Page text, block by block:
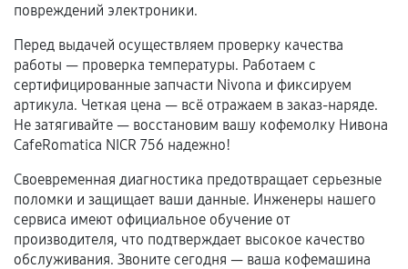
Если комплектующие куплены
самостоятельно
Гарантия на выполненные работы может
сохраняться полностью или частично, если
соблюдены следующие условия:
техническим параметрам и не имеют внешних
дефектов.
Установка была выполнена нашим сервисным
центром.
повреждений электроники.
Перед выдачей осуществляем проверку качества
работы — проверка температуры. Работаем с
сертифицированные запчасти Nivona и фиксируем
артикула. Четкая цена — всё отражаем в заказ-наряде.
Не затягивайте — восстановим вашу кофемолку Нивона
CafeRomatica NICR 756 надежно!
Своевременная диагностика предотвращает серьезные
поломки и защищает ваши данные. Инженеры нашего
сервиса имеют официальное обучение от
производителя, что подтверждает высокое качество
обслуживания. Звоните сегодня — ваша кофемашина